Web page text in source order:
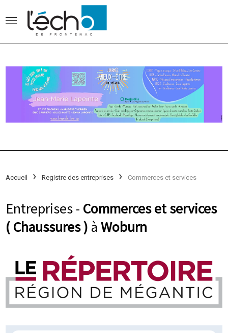
Accueil Registre des entreprises Commerces et services
Entreprises - Commerces et services
( Chaussures ) àWoburn